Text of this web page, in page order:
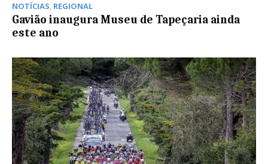
NOTÍCIAS, REGIONAL
Gavião inaugura Museu de Tapeçaria ainda
este ano